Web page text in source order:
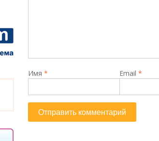
Имя * Email *